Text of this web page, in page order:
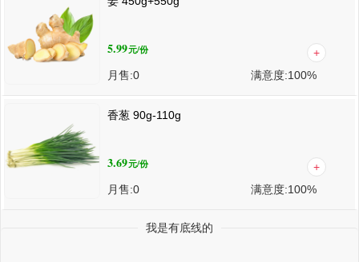
5.99元/份
月售:0 满意度:100%
香葱 90g-110g
3.69元/份
月售:0 满意度:100%
我是有底线的